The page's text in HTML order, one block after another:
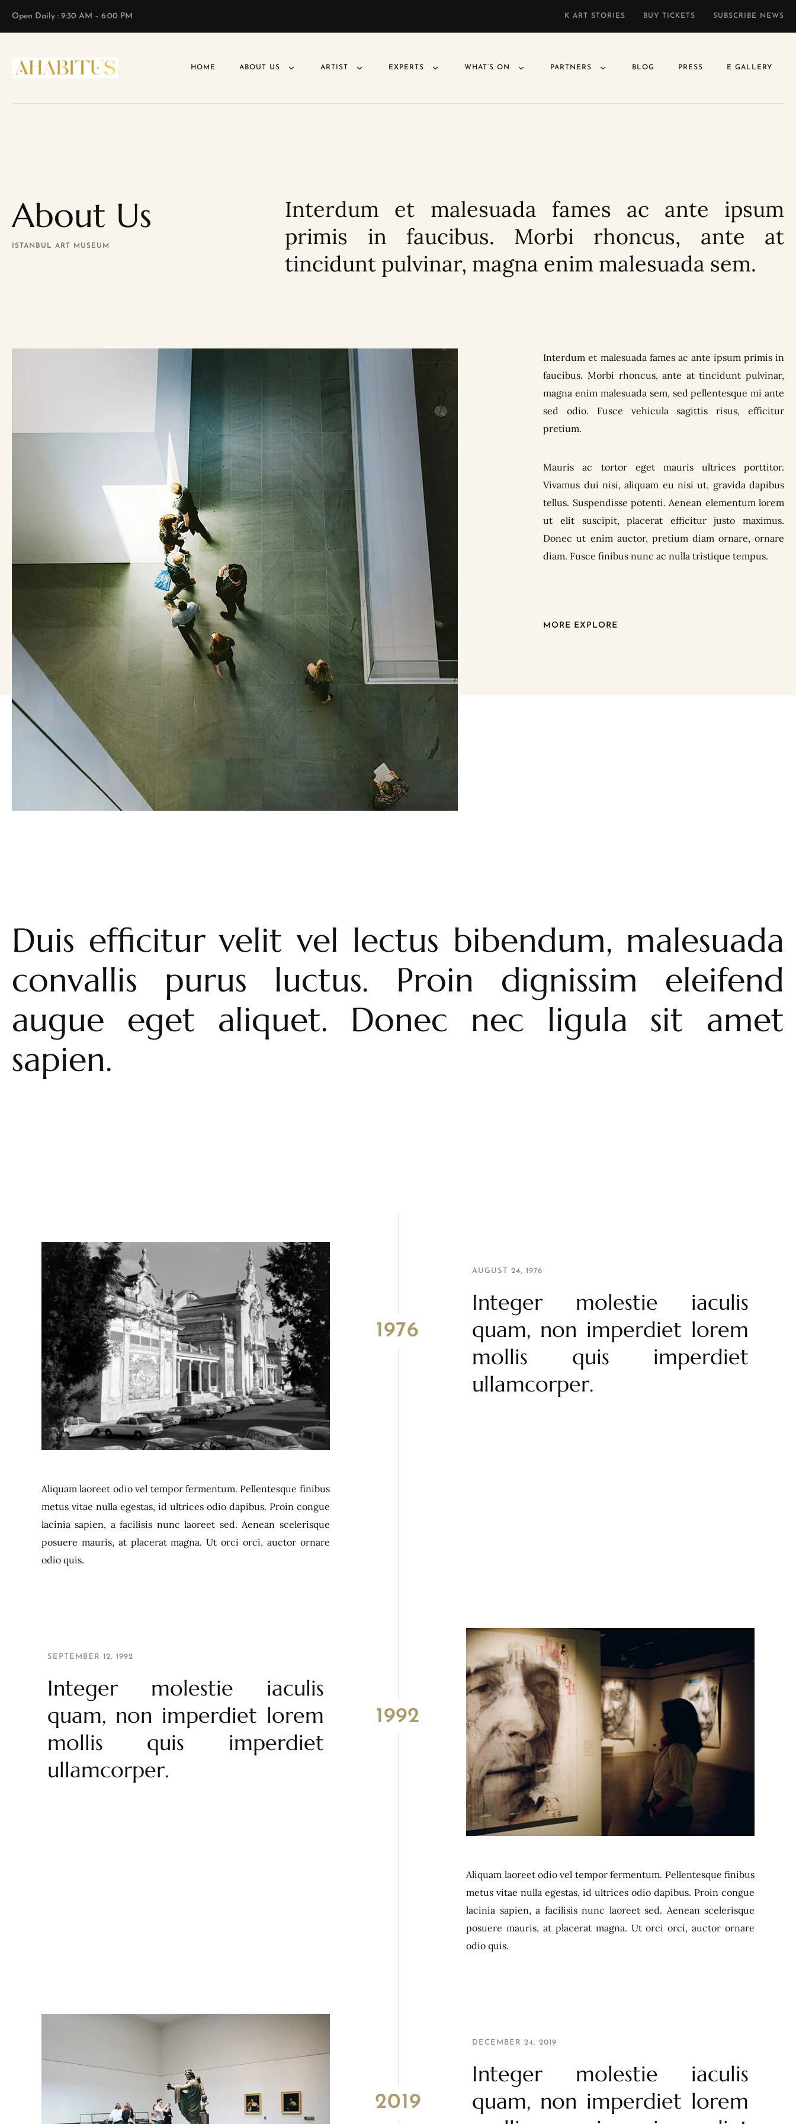
Open Daily : 9:30 AM – 6:00 PM K ART STORIES BUY TICKETS SUBSCRIBE NEWS
HOME ABOUT US ARTIST EXPERTS WHAT’S ON PARTNERS BLOG PRESS E GALLERY
About Us
ISTANBUL ART MUSEUM
Interdum et malesuada fames ac ante ipsum
primis in faucibus. Morbi rhoncus, ante at
tincidunt pulvinar, magna enim malesuada sem.
Interdum et malesuada fames ac ante ipsum primis in
faucibus. Morbi rhoncus, ante at tincidunt pulvinar,
magna enim malesuada sem, sed pellentesque mi ante
sed odio. Fusce vehicula sagittis risus, efficitur
pretium.
Mauris ac tortor eget mauris ultrices porttitor.
Vivamus dui nisi, aliquam eu nisi ut, gravida dapibus
tellus. Suspendisse potenti. Aenean elementum lorem
ut elit suscipit, placerat efficitur justo maximus.
Donec ut enim auctor, pretium diam ornare, ornare
diam. Fusce finibus nunc ac nulla tristique tempus.
MORE EXPLORE
Duis efficitur velit vel lectus bibendum, malesuada
convallis purus luctus. Proin dignissim eleifend
augue eget aliquet. Donec nec ligula sit amet
sapien.
1976
AUGUST 24, 1976
Integer molestie iaculis
quam, non imperdiet lorem
mollis quis imperdiet
ullamcorper.
Aliquam laoreet odio vel tempor fermentum. Pellentesque finibus
metus vitae nulla egestas, id ultrices odio dapibus. Proin congue
lacinia sapien, a facilisis nunc laoreet sed. Aenean scelerisque
posuere mauris, at placerat magna. Ut orci orci, auctor ornare
odio quis.
SEPTEMBER 12, 1992
Integer molestie iaculis
quam, non imperdiet lorem
mollis quis imperdiet
ullamcorper.
1992
Aliquam laoreet odio vel tempor fermentum. Pellentesque finibus
metus vitae nulla egestas, id ultrices odio dapibus. Proin congue
lacinia sapien, a facilisis nunc laoreet sed. Aenean scelerisque
posuere mauris, at placerat magna. Ut orci orci, auctor ornare
odio quis.
2019
DECEMBER 24, 2019
Integer molestie iaculis
quam, non imperdiet lorem